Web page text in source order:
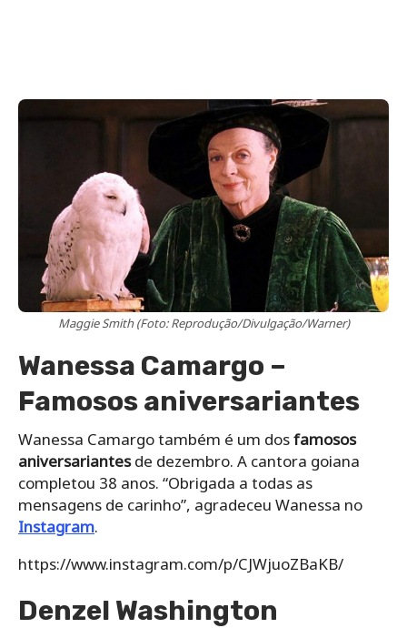
Maggie Smith (Foto: Reprodução/Divulgação/Warner)
Wanessa Camargo –
Famosos aniversariantes
Wanessa Camargo também é um dosfamosos
aniversariantesde dezembro. A cantora goiana
completou 38 anos. “Obrigada a todas as
mensagens de carinho”, agradeceu Wanessa no
Instagram.
https://www.instagram.com/p/CJWjuoZBaKB/
Denzel Washington